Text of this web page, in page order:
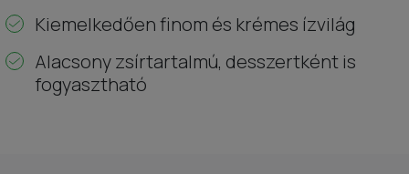
Kiemelkedően finom és krémes ízvilág
Alacsony zsírtartalmú, desszertként is
fogyasztható